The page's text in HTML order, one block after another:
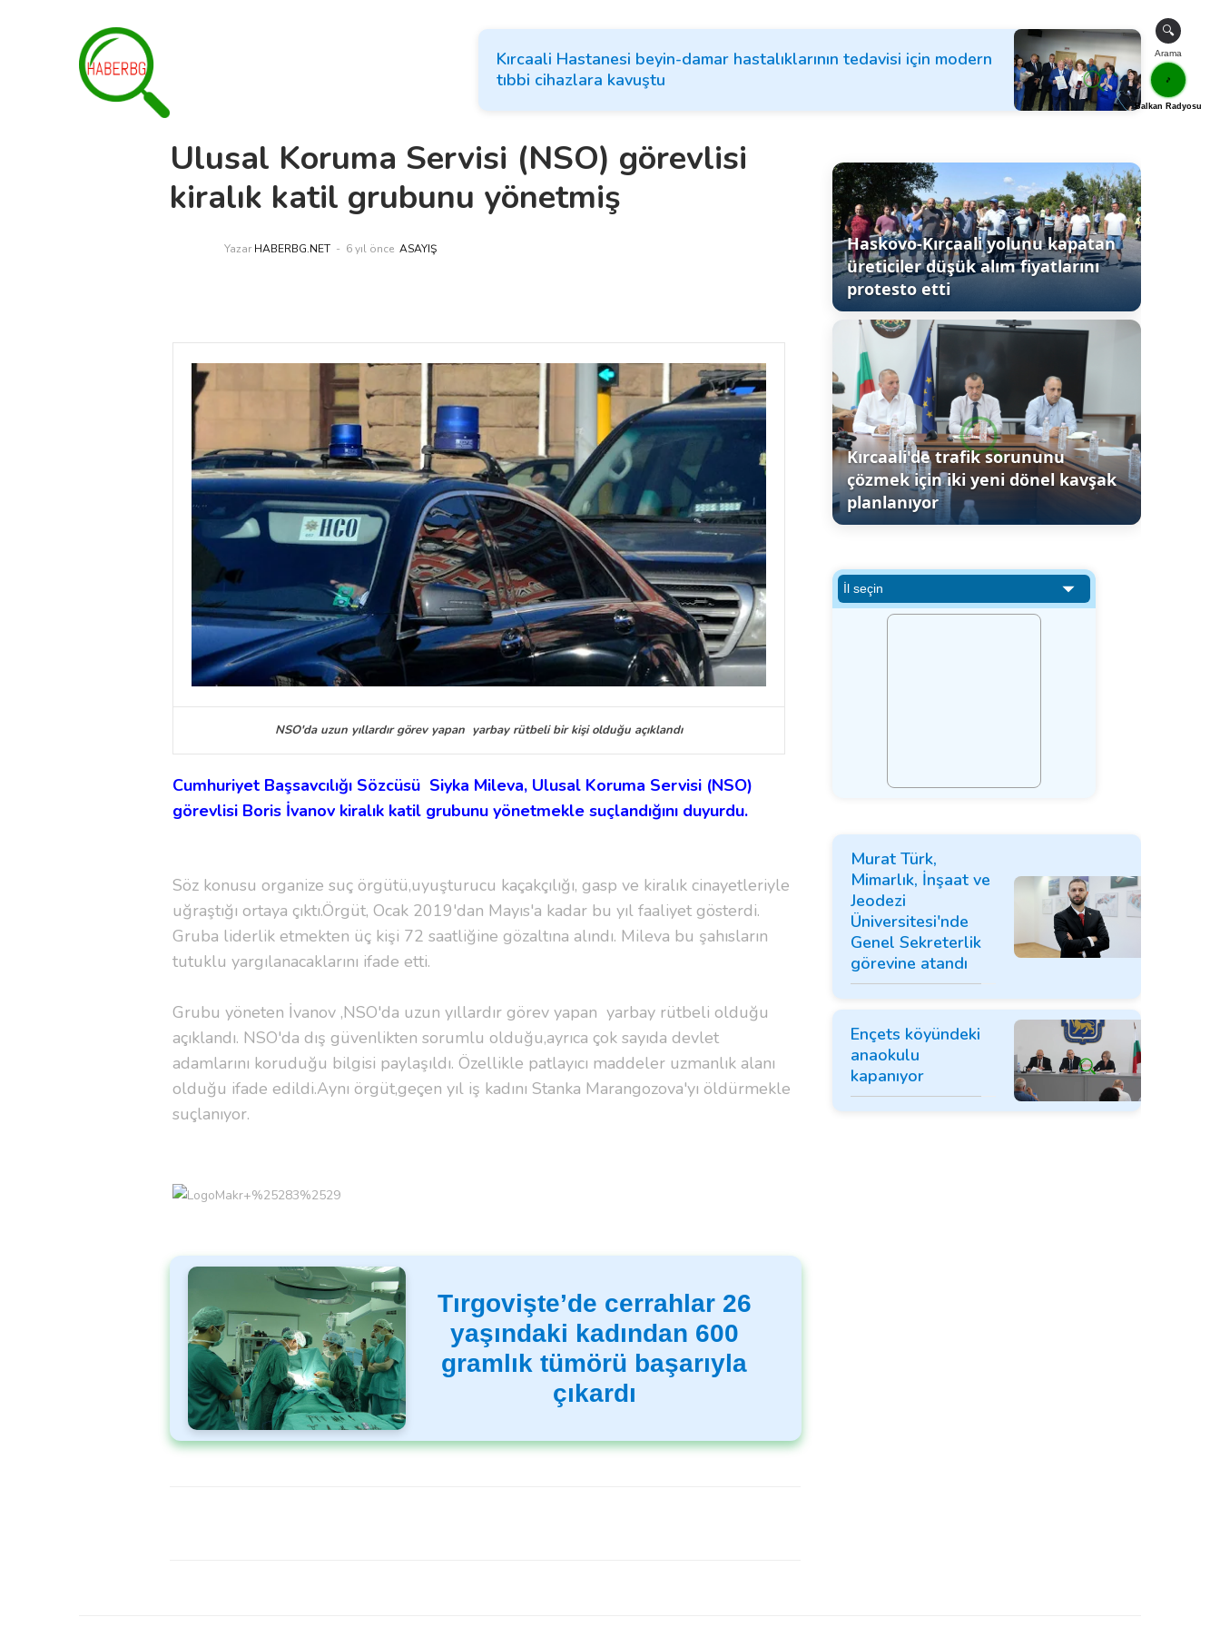
Kırcaali Hastanesi beyin-damar hastalıklarının tedavisi için modern
tıbbi cihazlara kavuştu
Ulusal Koruma Servisi (NSO) görevlisi
kiralık katil grubunu yönetmiş
Yazar HABERBG.NET 6 yıl önce ASAYIŞ
NSO'da uzun yıllardır görev yapan yarbay rütbeli bir kişi olduğu açıklandı
Cumhuriyet Başsavcılığı Sözcüsü Siyka Mileva, Ulusal Koruma Servisi (NSO)
görevlisi Boris İvanov kiralık katil grubunu yönetmekle suçlandığını duyurdu.
Söz konusu organize suç örgütü,uyuşturucu kaçakçılığı, gasp ve kiralık cinayetleriyle
uğraştığı ortaya çıktı.Örgüt, Ocak 2019'dan Mayıs'a kadar bu yıl faaliyet gösterdi.
Gruba liderlik etmekten üç kişi 72 saatliğine gözaltına alındı. Mileva bu şahısların
tutuklu yargılanacaklarını ifade etti.
Grubu yöneten İvanov ,NSO'da uzun yıllardır görev yapan yarbay rütbeli olduğu
açıklandı. NSO'da dış güvenlikten sorumlu olduğu,ayrıca çok sayıda devlet
adamlarını koruduğu bilgisi paylaşıldı. Özellikle patlayıcı maddeler uzmanlık alanı
olduğu ifade edildi.Aynı örgüt,geçen yıl iş kadını Stanka Marangozova'yı öldürmekle
suçlanıyor.
Tırgovişte’de cerrahlar 26
yaşındaki kadından 600
gramlık tümörü başarıyla
çıkardı
Haskovo-Kırcaali yolunu kapatan
üreticiler düşük alım fiyatlarını
protesto etti
Kırcaali'de trafik sorununu
çözmek için iki yeni dönel kavşak
planlanıyor
Murat Türk,
Mimarlık, İnşaat ve
Jeodezi
Üniversitesi'nde
Genel Sekreterlik
görevine atandı
Ençets köyündeki
anaokulu
kapanıyor
🔍
Arama
🎵
Balkan Radyosu